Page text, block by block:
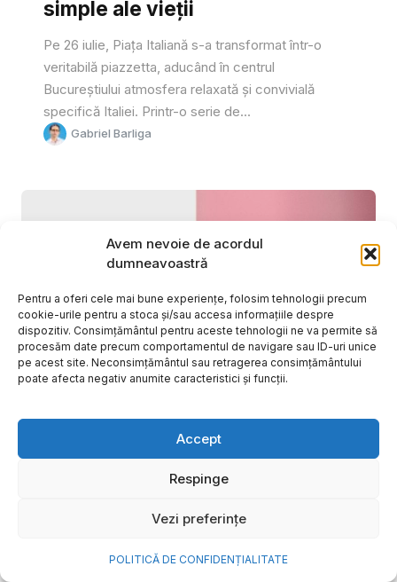
Avem nevoie de acordul
dumneavoastră
Pentru a oferi cele mai bune experiențe, folosim tehnologii precum
cookie-urile pentru a stoca și/sau accesa informațiile despre
dispozitiv. Consimțământul pentru aceste tehnologii ne va permite să
procesăm date precum comportamentul de navigare sau ID-uri unice
pe acest site. Neconsimțământul sau retragerea consimțământului
poate afecta negativ anumite caracteristici și funcții.
Accept
Respinge
Vezi preferințe
POLITICĂ DE CONFIDENȚIALITATE
simple ale vieții
Pe 26 iulie, Piața Italiană s-a transformat într-o
veritabilă piazzetta, aducând în centrul
Bucureștiului atmosfera relaxată și convivială
specifică Italiei. Printr-o serie de...
Gabriel Barliga
Cum transformi cele mai
frumoase amintiri ale verii într-
o bijuterie Pandora pe care o
porți zi de zi
Vara este, pentru mulți dintre noi, anotimpul în care
se întâmplă cele mai importante lucruri. Plecăm în